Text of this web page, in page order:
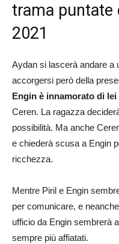
trama puntate
2021
Aydan si lascerà andare a
accorgersi però della
Engin è innamorato di lei
Ceren. La ragazza
possibilità. Ma anche
e chiederà scusa a Engin
ricchezza.
Mentre Piril e Engin
per comunicare, e
ufficio da Engin sembrerà
sempre più affiatati.